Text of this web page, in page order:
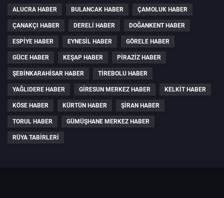
ALUCRA HABER BULANCAK HABER ÇAMOLUK HABER
ÇANAKÇI HABER DERELI HABER DOĞANKENT HABER
ESPIYE HABER EYNESIL HABER GÖRELE HABER
GÜCE HABER KEŞAP HABER PIRAZIZ HABER
ŞEBINKARAHISAR HABER TIREBOLU HABER
YAĞLIDERE HABER GIRESUN MERKEZ HABER KELKIT HABER
KÖSE HABER KÜRTÜN HABER ŞIRAN HABER
TORUL HABER GÜMÜŞHANE MERKEZ HABER
RÜYA TABIRLERI